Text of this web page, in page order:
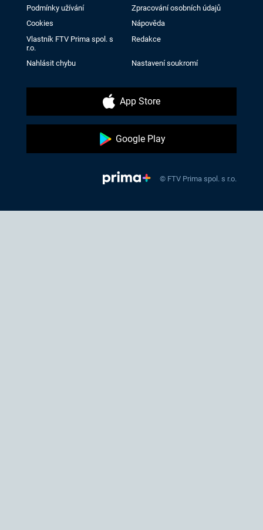
Podmínky užívání
Zpracování osobních údajů
Cookies
Nápověda
Vlastník FTV Prima spol. s
r.o.
Redakce
Nahlásit chybu Nastavení soukromí
App Store
Google Play
© FTV Prima spol. s r.o.